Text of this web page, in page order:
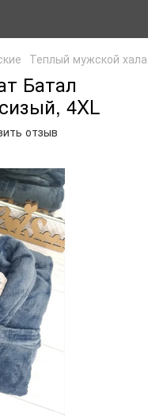
Теплый мужской
Батал
4XL
отзыв